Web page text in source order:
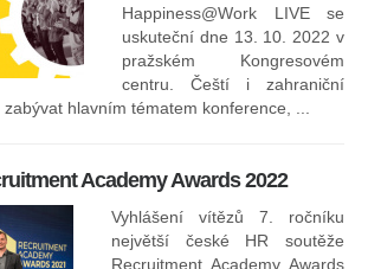
Happiness@Work LIVE se
uskuteční dne 13. 10. 2022 v
pražském Kongresovém
centru. Čeští i zahraniční
hlavním tématem konference, ...
Academy Awards 2022
Vyhlášení vítězů 7. ročníku
největší české HR soutěže
Recruitment Academy Awards